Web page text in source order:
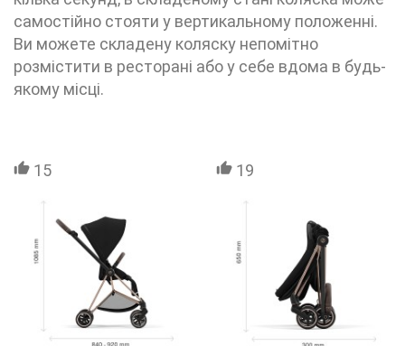
самостійно стояти у вертикальному положенні.
Ви можете складену коляску непомітно
розмістити в ресторані або у себе вдома в будь-
якому місці.
15 19